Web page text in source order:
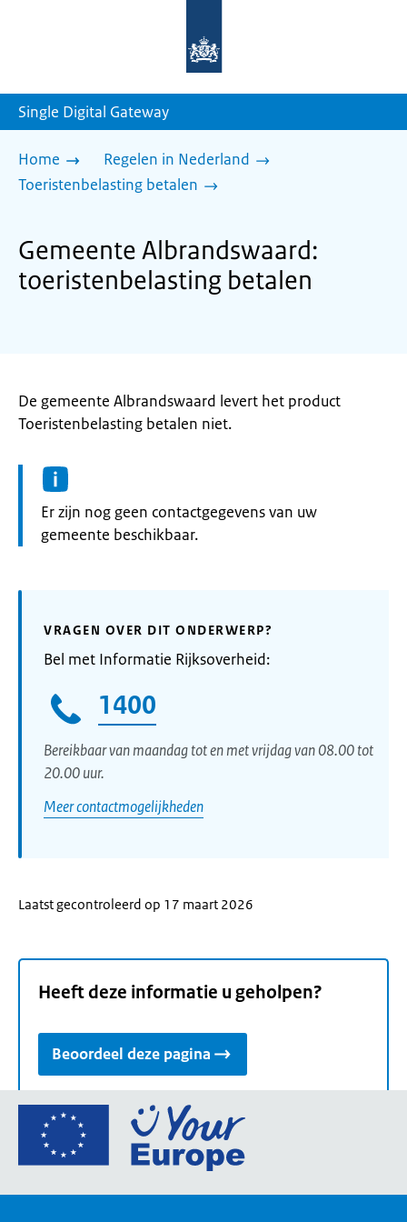
homepage
Single Digital Gateway
Home
Regelen in Nederland
Toeristenbelasting betalen
Gemeente Albrandswaard:
toeristenbelasting betalen
De gemeente Albrandswaard levert het product
Toeristenbelasting betalen niet.
Informatie:
Er zijn nog geen contactgegevens van uw
gemeente beschikbaar.
VRAGEN OVER DIT ONDERWERP?
Bel met Informatie Rijksoverheid:
1400
Bereikbaar van maandag tot en met vrijdag van 08.00 tot
20.00 uur.
Meer contactmogelijkheden
Laatst gecontroleerd op 17 maart 2026
Heeft deze informatie u geholpen?
Beoordeel deze pagina
Ga
de